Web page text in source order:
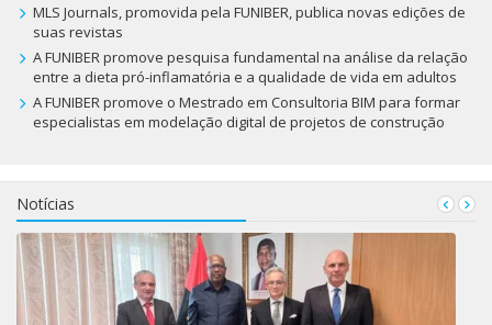
MLS Journals, promovida pela FUNIBER, publica novas edições de
suas revistas
A FUNIBER promove pesquisa fundamental na análise da relação
entre a dieta pró-inflamatória e a qualidade de vida em adultos
A FUNIBER promove o Mestrado em Consultoria BIM para formar
especialistas em modelação digital de projetos de construção
Notícias